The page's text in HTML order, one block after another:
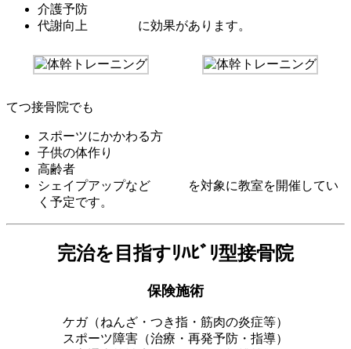
介護予防
代謝向上 に効果があります。
てつ接骨院でも
スポーツにかかわる方
子供の体作り
高齢者
シェイプアップなど を対象に教室を開催してい
く予定です。
完治を目指すﾘﾊﾋﾞﾘ型接骨院
保険施術
ケガ（ねんざ・つき指・筋肉の炎症等）
スポーツ障害（治療・再発予防・指導）